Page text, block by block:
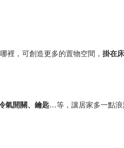
裡，可創造更多的置物空間， 掛在
氣開關、鑰匙…等，讓居家多一點